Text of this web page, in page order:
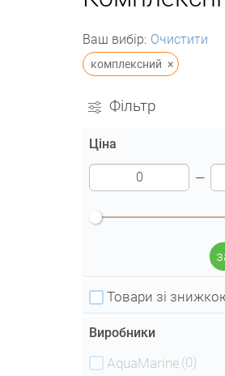
Ваш вибір: Очистити
комплексний ×
Фільтр
Ціна
Товари зі
Виробники
AquaMarine (0)